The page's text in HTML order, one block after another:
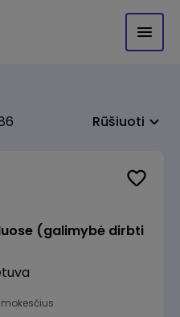
Rūšiuoti
(galimybė dirbti
mokesčius